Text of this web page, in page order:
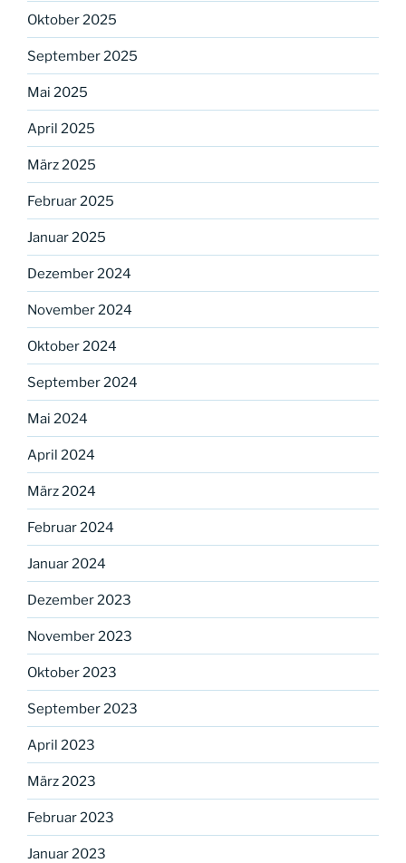
Oktober 2025
September 2025
Mai 2025
April 2025
März 2025
Februar 2025
Januar 2025
Dezember 2024
November 2024
Oktober 2024
September 2024
Mai 2024
April 2024
März 2024
Februar 2024
Januar 2024
Dezember 2023
November 2023
Oktober 2023
September 2023
April 2023
März 2023
Februar 2023
Januar 2023